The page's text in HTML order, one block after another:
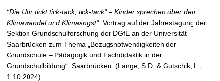
“Die Uhr tickt tick-tack, tick-tack“ – Kinder sprechen über den
Klimawandel und Klimaangst“. Vortrag auf der Jahrestagung der
Sektion Grundschulforschung der DGfE an der Universität
Saarbrücken zum Thema „Bezugsnotwendigkeiten der
Grundschule – Pädagogik und Fachdidaktik in der
Grundschulbildung“. Saarbrücken. (Lange, S.D. & Gutschik, L.,
1.10.2024)